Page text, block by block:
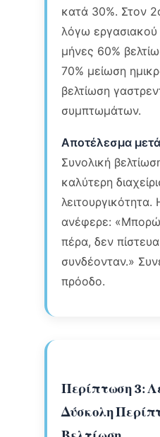
κατά 30%. Στον
λόγω
μήνες 60%
70% μείωση
βελτίωση
συμπτωμάτων.
Αποτέλεσμα
Συνολική
καλύτερη
ανέφερε:
πέρα, δεν
συνδέονταν.»
πρόοδο.
Περίπτωση 3:
Δύσκολη